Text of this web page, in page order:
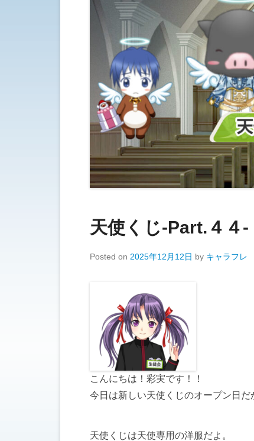
天使くじ-Part.４４-
Posted on 2025年12月12日 by キャラフレ
こんにちは！彩実です！！
今日は新しい天使くじのオープン日だ
天使くじは天使専用の洋服だよ。